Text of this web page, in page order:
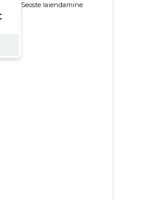
Seoste laiendamine